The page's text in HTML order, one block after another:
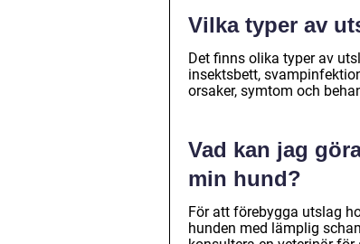
Vilka typer av
Det finns olika typer av
insektsbett,
orsaker, symtom och
Vad kan jag
min hund?
För att förebygga utslag
hunden med lämplig